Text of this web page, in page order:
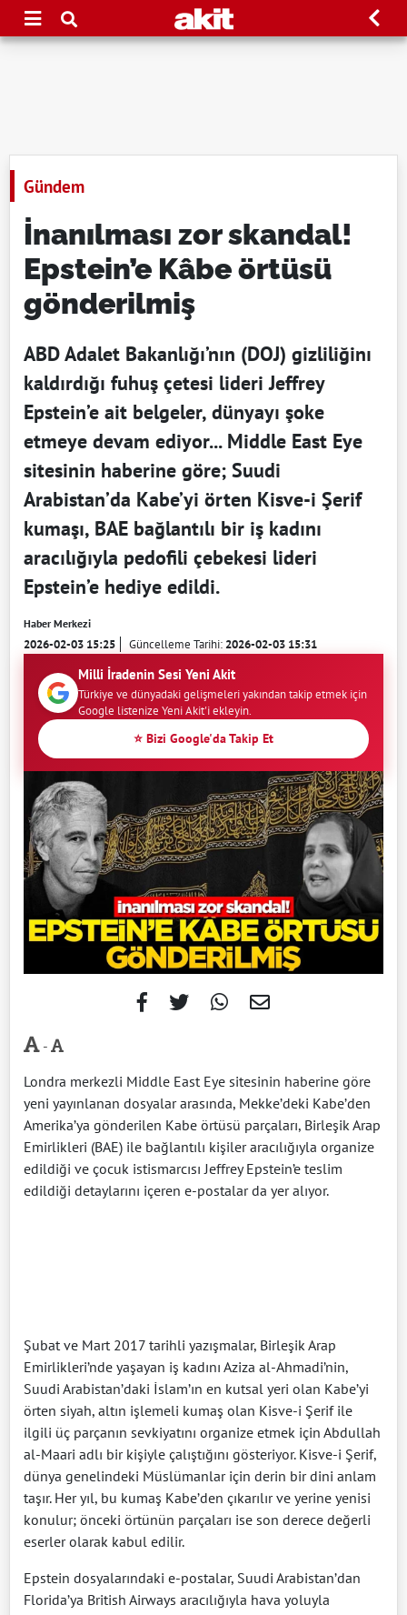
Gündem
İnanılması zor skandal!
Epstein’e Kâbe örtüsü
gönderilmiş
ABD Adalet Bakanlığı’nın (DOJ) gizliliğinı
kaldırdığı fuhuş çetesi lideri Jeffrey
Epstein’e ait belgeler, dünyayı şoke
etmeye devam ediyor... Middle East Eye
sitesinin haberine göre; Suudi
Arabistan’da Kabe’yi örten Kisve-i Şerif
kumaşı, BAE bağlantılı bir iş kadını
aracılığıyla pedofili çebekesi lideri
Epstein’e hediye edildi.
Haber Merkezi
2026-02-03 15:25 Güncelleme Tarihi:2026-02-03 15:31
Milli İradenin Sesi Yeni Akit
Türkiye ve dünyadaki gelişmeleri yakından takip etmek için
Google listenize Yeni Akit'i ekleyin.
⭐ Bizi Google'da Takip Et
-
Londra merkezli Middle East Eye sitesinin haberine göre
yeni yayınlanan dosyalar arasında, Mekke’deki Kabe’den
Amerika’ya gönderilen Kabe örtüsü parçaları, Birleşik Arap
Emirlikleri (BAE) ile bağlantılı kişiler aracılığıyla organize
edildiği ve çocuk istismarcısı Jeffrey Epstein’e teslim
edildiği detaylarını içeren e-postalar da yer alıyor.
Şubat ve Mart 2017 tarihli yazışmalar, Birleşik Arap
Emirlikleri’nde yaşayan iş kadını Aziza al-Ahmadi’nin,
Suudi Arabistan’daki İslam’ın en kutsal yeri olan Kabe’yi
örten siyah, altın işlemeli kumaş olan Kisve-i Şerif ile
ilgili üç parçanın sevkiyatını organize etmek için Abdullah
al-Maari adlı bir kişiyle çalıştığını gösteriyor. Kisve-i Şerif,
dünya genelindeki Müslümanlar için derin bir dini anlam
taşır. Her yıl, bu kumaş Kabe’den çıkarılır ve yerine yenisi
konulur; önceki örtünün parçaları ise son derece değerli
eserler olarak kabul edilir.
Epstein dosyalarındaki e-postalar, Suudi Arabistan’dan
Florida’ya British Airways aracılığıyla hava yoluyla